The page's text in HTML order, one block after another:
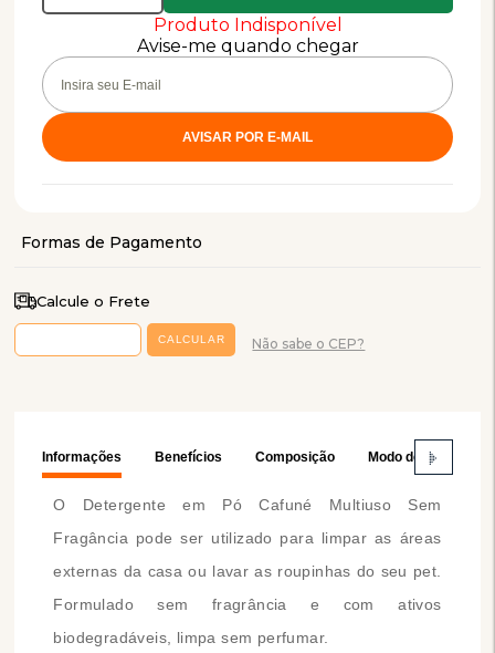
Produto Indisponível
Avise-me quando chegar
Calcule o Frete
Não sabe o CEP?
Informações Benefícios Composição Modo de Usar
O Detergente em Pó Cafuné Multiuso Sem
Fragância pode ser utilizado para limpar as áreas
externas da casa ou lavar as roupinhas do seu pet.
Formulado sem fragrância e com ativos
biodegradáveis, limpa sem perfumar.